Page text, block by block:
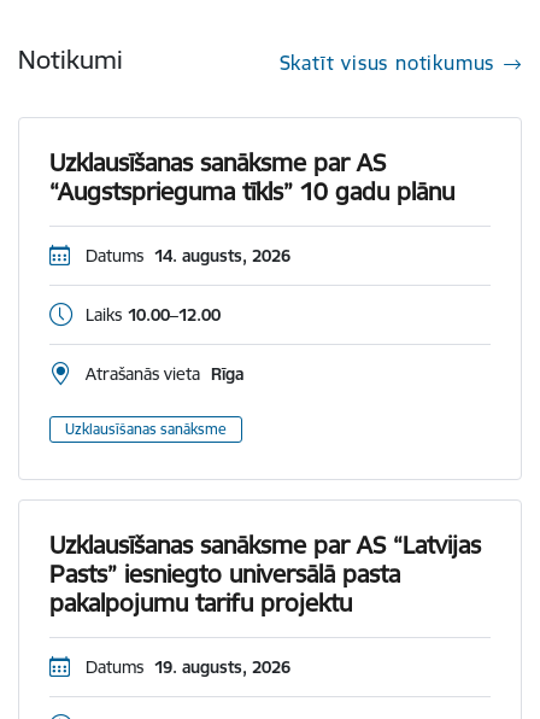
Notikumi Skatīt visus notikumus
Uzklausīšanas sanāksme par AS
“Augstsprieguma tīkls” 10 gadu plānu
Datums 14. augusts, 2026
Laiks 10.00–12.00
Atrašanās vieta Rīga
Uzklausīšanas sanāksme
Uzklausīšanas sanāksme par AS “Latvijas
Pasts” iesniegto universālā pasta
pakalpojumu tarifu projektu
Datums 19. augusts, 2026